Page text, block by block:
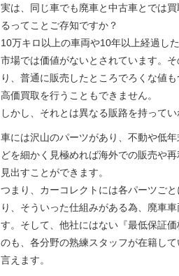
実は、同じ車でも廃車と中古車とでは
るってことご存知ですか？
10万キロ以上の車両や10年以上経過し
市場では価値がないとされています。
り、普通に販売したところでろくな値
高価買取を行うこともできません。
しかし、それとは異なる販路を持ってい
車には沢山のパーツがあり、不動や低
どを細かく見極めれば海外での販売や
見出すことができます。
つまり、カーコレクトには各パーツご
り、そういった仕組みがある為、廃車
す。そして、他社にはない『最低保証
のも、各分野の熟練スタッフが在籍し
言えます。